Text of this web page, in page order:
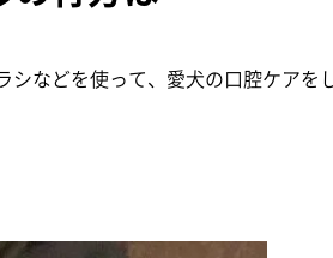
などを使って、愛犬の口腔ケアを